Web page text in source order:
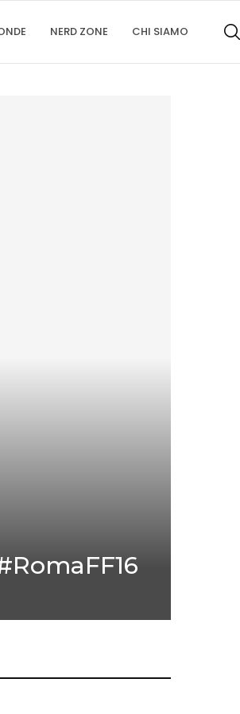
NERD ZONE CHI SIAMO